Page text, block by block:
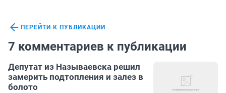
ПЕРЕЙТИ К ПУБЛИКАЦИИ
7 комментариев к публикации
Депутат из Называевска решил
замерить подтопления и залез в
болото